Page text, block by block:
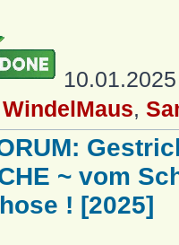
WindelMaus,
~ vom
! [2025]